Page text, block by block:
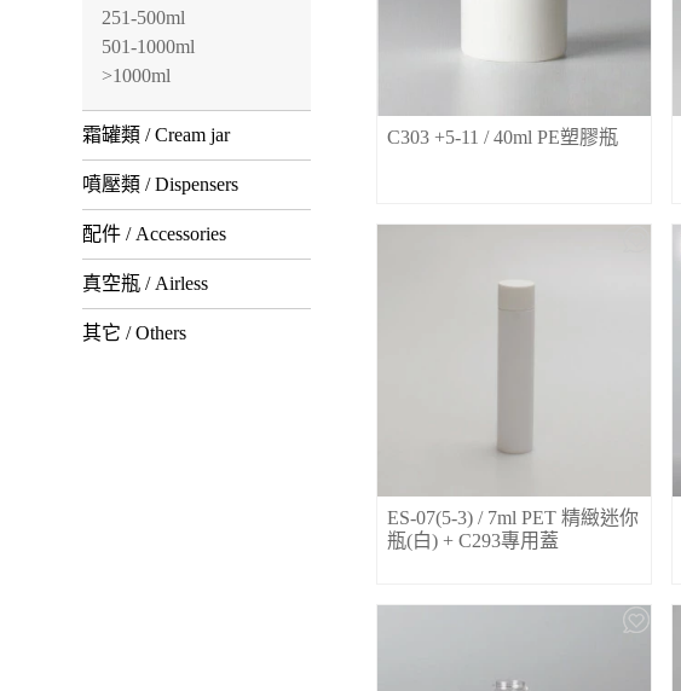
251-500ml
501-1000ml
>1000ml
霜罐類 / Cream jar
噴壓類 / Dispensers
配件 / Accessories
真空瓶 / Airless
其它 / Others
C303 +5-11 / 40ml PE塑膠瓶
ES-07(5-3) / 7ml PET 精緻迷你
瓶(白) + C293專用蓋